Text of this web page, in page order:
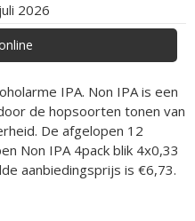
2026
IPA. Non IPA is een
de hopsoorten tonen van
De afgelopen 12
Non IPA 4pack blik 4x0,33
aanbiedingsprijs is €6,73.